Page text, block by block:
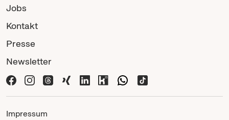
Jobs
Kontakt
Presse
Newsletter
Impressum